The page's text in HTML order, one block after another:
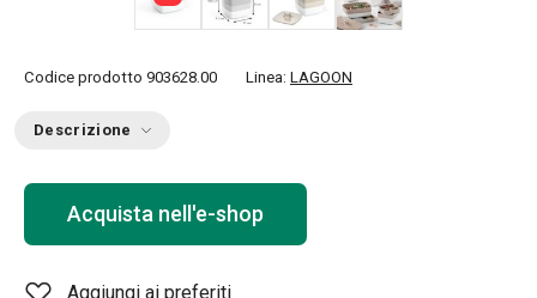
Codice prodotto 903628.00 Linea: LAGOON
Descrizione
Acquista nell'e-shop
Aggiungi ai preferiti